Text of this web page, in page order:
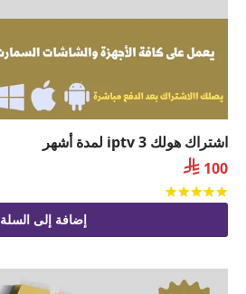
اشتراك هولك iptv 3 لمدة أشهر
 100
إضافة إلى السلة